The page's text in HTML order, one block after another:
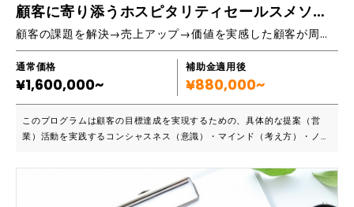
顧客に寄り添うホスピタリティセールスメソッド確立を目指す研修
顧客の課題を解決→売上アップ→価値を実感した顧客が周りの方に紹介してくれる循環作りを目指す研修プログラムです。
通常価格
¥1,600,000~
補助金適用後
¥880,000~
このプログラムは顧客の目標達成を実現するための、具体的な提案（営
業）活動を実践するコンシャスネス（意識）・マインド（考え方）・ノウ
案/営業）を磨き、実践して「顧客良し」「社員良し」「社会良し」の3方
良しを実現させ、売り上げ目標達成を実現し、さらなるビジョンを加速さ